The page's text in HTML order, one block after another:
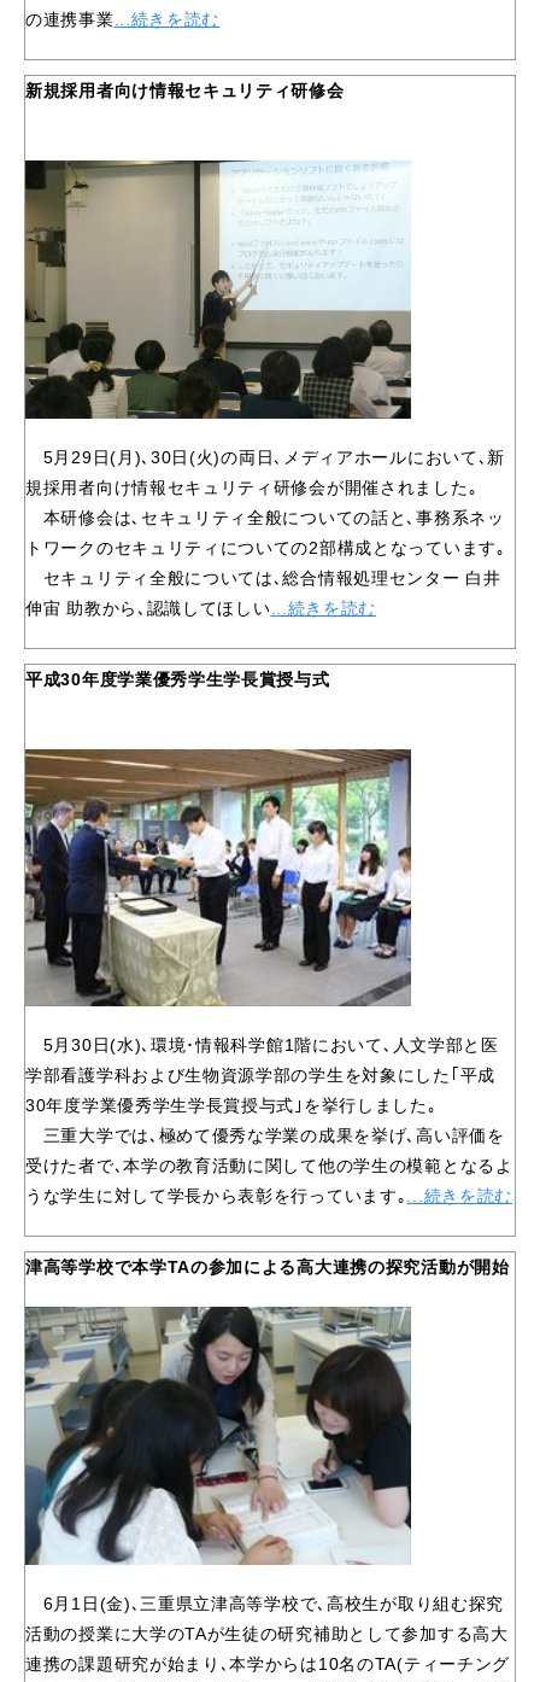
の連携事業...続きを読む
新規採用者向け情報セキュリティ研修会
5月29日(月)､30日(火)の両日､メディアホールにおいて､新
規採用者向け情報セキュリティ研修会が開催されました｡
本研修会は､セキュリティ全般についての話と､事務系ネッ
トワークのセキュリティについての2部構成となっています｡
セキュリティ全般については､総合情報処理センター 白井
伸宙 助教から､認識してほしい
..続きを読む
平成30年度学業優秀学生学長賞授与式
5月30日(水)､環境･情報科学館1階において､人文学部と医
学部看護学科および生物資源学部の学生を対象にした｢平成
30年度学業優秀学生学長賞授与式｣を挙行しました｡
三重大学では､極めて優秀な学業の成果を挙げ､高い評価を
受けた者で､本学の教育活動に関して他の学生の模範となるよ
うな学生に対して学長から表彰を行っています｡...続きを読む
津高等学校で本学TAの参加による高大連携の探究活動が開始
6月1日(金)､三重県立津高等学校で､高校生が取り組む探究
活動の授業に大学のTAが生徒の研究補助として参加する高大
連携の課題研究が始まり､本学からは10名のTA(ティーチング